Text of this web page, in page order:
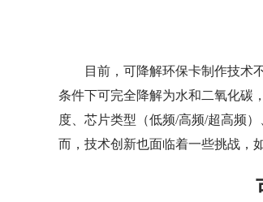
目前，可降解环保卡制作技术
条件下可完全降解为水和二氧化碳
度、芯片类型（低频/高频/超高频
而，技术创新也面临着一些挑战，